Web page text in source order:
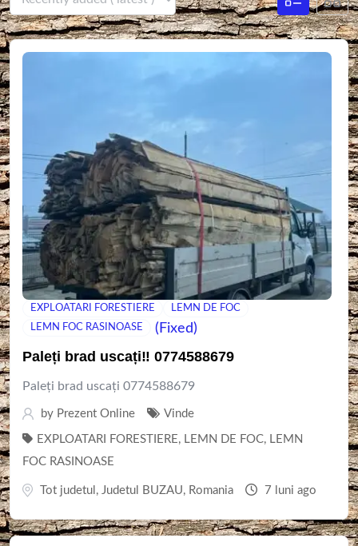
EXPLOATARI FORESTIERE
LEMN DE FOC
LEMN FOC RASINOASE
(Fixed)
Paleți brad uscați‼️ 0774588679
Paleți brad uscați 0774588679
by Prezent Online Vinde
EXPLOATARI FORESTIERE, LEMN DE FOC, LEMN
FOC RASINOASE
Tot judetul , Judetul BUZAU, Romania 7 luni ago